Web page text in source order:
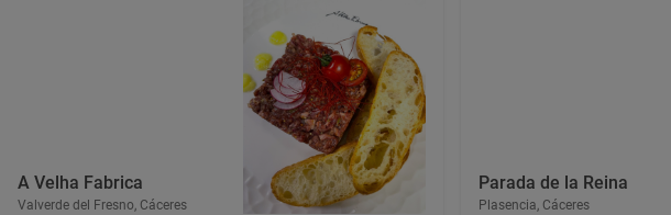
A Velha Fabrica
Valverde del Fresno, Cáceres
Parada de la Reina
Plasencia, Cáceres